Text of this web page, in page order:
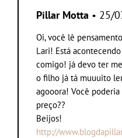
Pillar Motta • 25/
Oi, você lê
Lari! Está
comigo! já devo ter
o filho já tá muuuito
agooora! Você
preço??
Beijos!
http://